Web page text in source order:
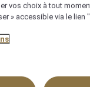
la mer,Vue
vos choix à tout
» accessible via le lien